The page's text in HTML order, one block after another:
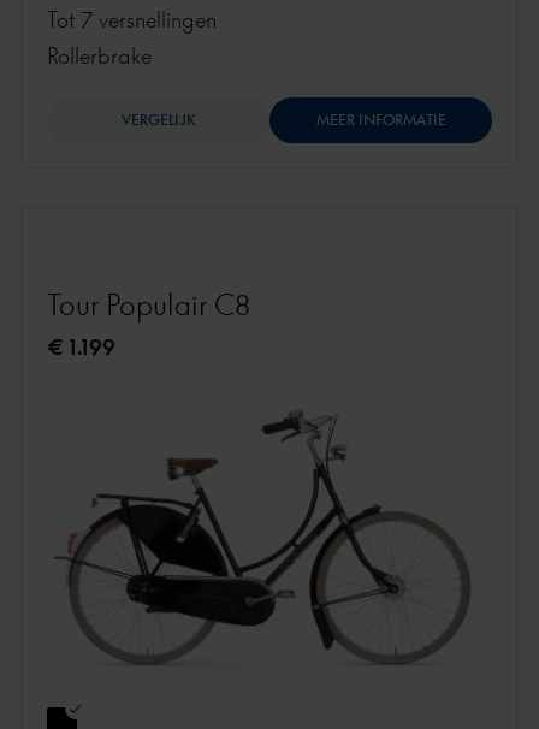
Tot 7 versnellingen
rollerbrake
VERGELIJK MEER INFORMATIE
Tour Populair C8
€ 1.199